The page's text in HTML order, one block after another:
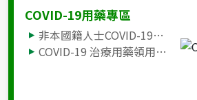
相關指引
COVID-19疫苗Q&A
COVID-19疫苗接種後不良事件通報
預防接種受害救濟
COVID-19用藥專區
非本國籍人士COVID-19自費看診醫療院所
COVID-19 治療用藥領用方案